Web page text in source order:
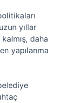
yıllar
kalmış, daha
yapılanma